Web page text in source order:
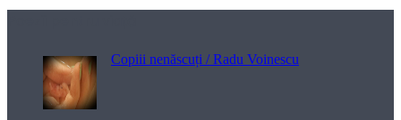
Copiii nenăscuți / Radu Voinescu